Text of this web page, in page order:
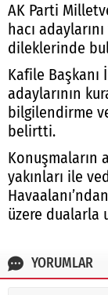
AK Parti
hacı
dileklerinde
Kafile Başkanı
adaylarının
bilgilendirme
belirtti.
Konuşmaların
yakınları ile
üzere dualarla
YORUMLAR